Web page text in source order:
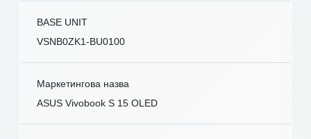
BASE UNIT
VSNB0ZK1-BU0100
Маркетингова назва
ASUS Vivobook S 15 OLED